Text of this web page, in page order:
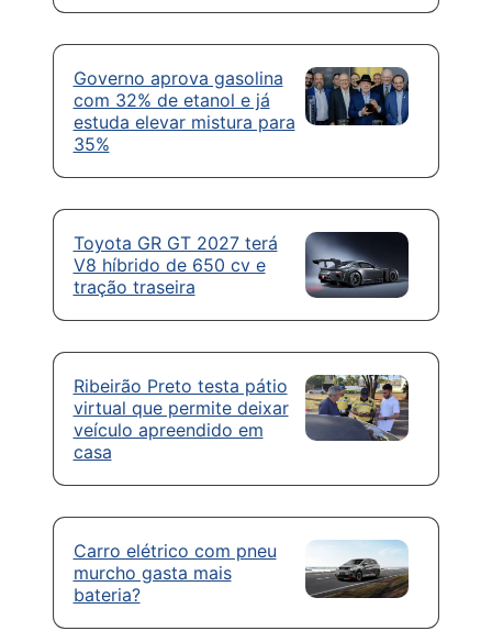
Governo aprova gasolina
com 32% de etanol e já
estuda elevar mistura para
35%
Toyota GR GT 2027 terá
V8 híbrido de 650 cv e
tração traseira
Ribeirão Preto testa pátio
virtual que permite deixar
veículo apreendido em
casa
Carro elétrico com pneu
murcho gasta mais
bateria?